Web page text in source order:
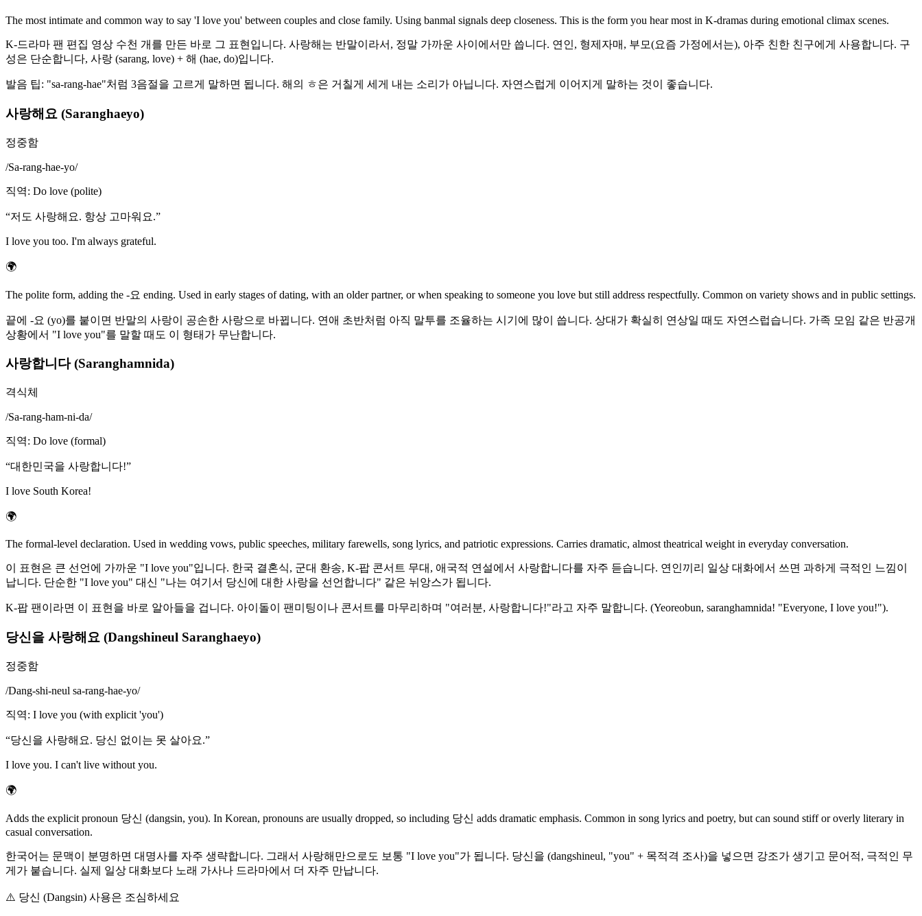
The most intimate and common way to say 'I love you' between couples and close family. Using banmal signals deep closeness. This is the form you hear most in K-dramas during emotional climax scenes.
K-드라마 팬 편집 영상 수천 개를 만든 바로 그 표현입니다. 사랑해는 반말이라서, 정말 가까운 사이에서만 씁니다. 연인, 형제자매, 부모(요즘 가정에서는), 아주 친한 친구에게 사용합니다. 구
성은 단순합니다, 사랑 (sarang, love) + 해 (hae, do)입니다.
발음 팁: "sa-rang-hae"처럼 3음절을 고르게 말하면 됩니다. 해의 ㅎ은 거칠게 세게 내는 소리가 아닙니다. 자연스럽게 이어지게 말하는 것이 좋습니다.
사랑해요 (Saranghaeyo)
정중함
/Sa-rang-hae-yo/
직역: Do love (polite)
“저도 사랑해요. 항상 고마워요.”
I love you too. I'm always grateful.
🌍
The polite form, adding the -요 ending. Used in early stages of dating, with an older partner, or when speaking to someone you love but still address respectfully. Common on variety shows and in public settings.
끝에 -요 (yo)를 붙이면 반말의 사랑이 공손한 사랑으로 바뀝니다. 연애 초반처럼 아직 말투를 조율하는 시기에 많이 씁니다. 상대가 확실히 연상일 때도 자연스럽습니다. 가족 모임 같은 반공개
상황에서 "I love you"를 말할 때도 이 형태가 무난합니다.
사랑합니다 (Saranghamnida)
격식체
/Sa-rang-ham-ni-da/
직역: Do love (formal)
“대한민국을 사랑합니다!”
I love South Korea!
🌍
The formal-level declaration. Used in wedding vows, public speeches, military farewells, song lyrics, and patriotic expressions. Carries dramatic, almost theatrical weight in everyday conversation.
이 표현은 큰 선언에 가까운 "I love you"입니다. 한국 결혼식, 군대 환송, K-팝 콘서트 무대, 애국적 연설에서 사랑합니다를 자주 듣습니다. 연인끼리 일상 대화에서 쓰면 과하게 극적인 느낌이
납니다. 단순한 "I love you" 대신 "나는 여기서 당신에 대한 사랑을 선언합니다" 같은 뉘앙스가 됩니다.
K-팝 팬이라면 이 표현을 바로 알아들을 겁니다. 아이돌이 팬미팅이나 콘서트를 마무리하며 "여러분, 사랑합니다!"라고 자주 말합니다. (Yeoreobun, saranghamnida! "Everyone, I love you!").
당신을 사랑해요 (Dangshineul Saranghaeyo)
정중함
/Dang-shi-neul sa-rang-hae-yo/
직역: I love you (with explicit 'you')
“당신을 사랑해요. 당신 없이는 못 살아요.”
I love you. I can't live without you.
🌍
Adds the explicit pronoun 당신 (dangsin, you). In Korean, pronouns are usually dropped, so including 당신 adds dramatic emphasis. Common in song lyrics and poetry, but can sound stiff or overly literary in
casual conversation.
한국어는 문맥이 분명하면 대명사를 자주 생략합니다. 그래서 사랑해만으로도 보통 "I love you"가 됩니다. 당신을 (dangshineul, "you" + 목적격 조사)을 넣으면 강조가 생기고 문어적, 극적인 무
게가 붙습니다. 실제 일상 대화보다 노래 가사나 드라마에서 더 자주 만납니다.
⚠️ 당신 (Dangsin) 사용은 조심하세요